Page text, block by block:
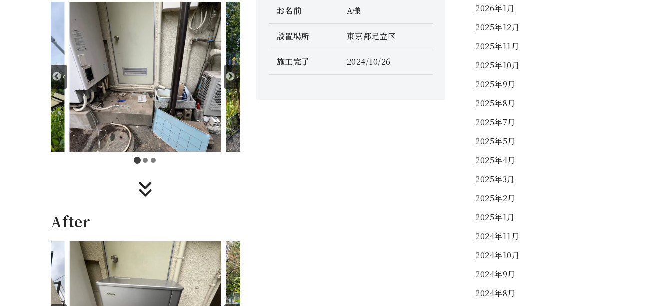
After
お名前 A様
設置場所 東京都足立区
施工完了 2024/10/26
2026年1月
2025年12月
2025年11月
2025年10月
2025年9月
2025年8月
2025年7月
2025年5月
2025年4月
2025年3月
2025年2月
2025年1月
2024年11月
2024年10月
2024年9月
2024年8月